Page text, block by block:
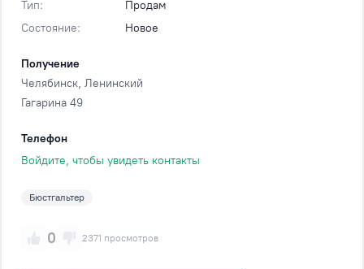
Тип:
Продам
Состояние:
Новое
Получение
Челябинск, Ленинский
Гагарина 49
Телефон
Войдите, чтобы увидеть контакты
Бюстгальтер
0 2371 просмотров